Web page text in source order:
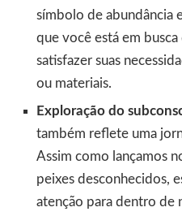
símbolo de abundância
que você está em
satisfazer suas
ou materiais.
Exploração do
também reflete uma
Assim como lançamos
peixes desconhecidos,
atenção para dentro de